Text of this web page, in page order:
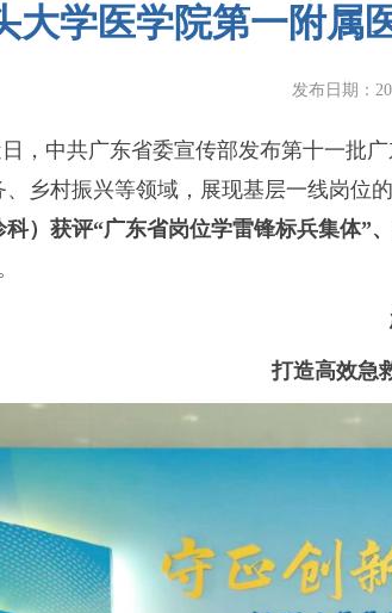
大学医学院第一附属
发布日期：
，中共广东省委宣传部发布第十一批
、乡村振兴等领域，展现基层一线岗位
科）获评“广东省岗位学雷锋标兵集体”
打造高效急